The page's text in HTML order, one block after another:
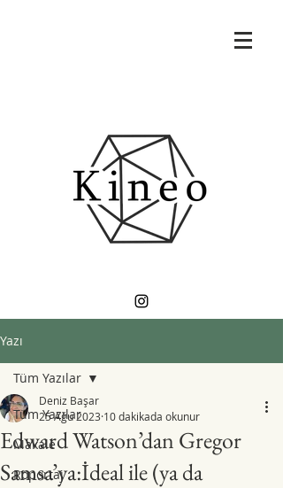
Yazı
Tüm Yazılar
Makale
Röportaj
Tüm Yazılar
Edward Watson’dan Gregor
Samsa’ya:İdeal ile (ya da
Deniz Başar
25 Ağu 2023 10 dakikada okunur